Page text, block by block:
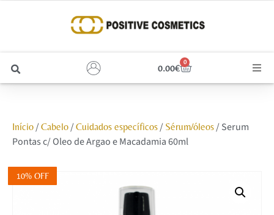
0.00€
0
Unhas
Início/ Cabelo/ Cuidados específicos/ Sérum/óleos/ Serum
Pontas c/ Oleo de Argao e Macadamia 60ml
10% OFF